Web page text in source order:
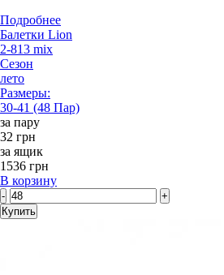
Подробнее
Балетки Lion
2-813 mix
Сезон
лето
Размеры:
30-41 (48 Пар)
за пару
32 грн
за ящик
1536 грн
В корзину
-
+
Купить